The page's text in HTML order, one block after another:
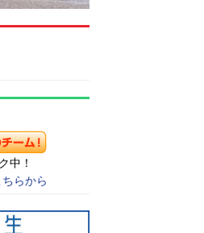
中！
らから